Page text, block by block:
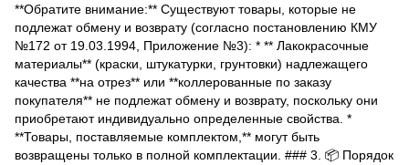
**Обратите внимание:** Существуют товары, которые не
подлежат обмену и возврату (согласно постановлению КМУ
№172 от 19.03.1994, Приложение №3): * ** Лакокрасочные
материалы** (краски, штукатурки, грунтовки) надлежащего
качества **на отрез** или **коллерованные по заказу
покупателя** не подлежат обмену и возврату, поскольку они
приобретают индивидуально определенные свойства. *
**Товары, поставляемые комплектом,** могут быть
возвращены только в полной комплектации. ### 3. 📦 Порядок